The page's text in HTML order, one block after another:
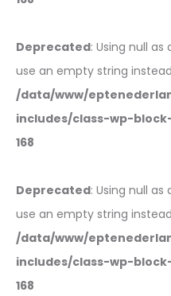
Deprecated: Using null
use an empty string
/data/www/
includes/class-wp-
168
Deprecated: Using null
use an empty string
/data/www/
includes/class-wp-
168